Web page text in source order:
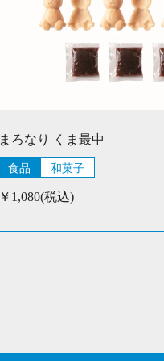
まろなり くま最中
食品 和菓子
￥1,080(税込)